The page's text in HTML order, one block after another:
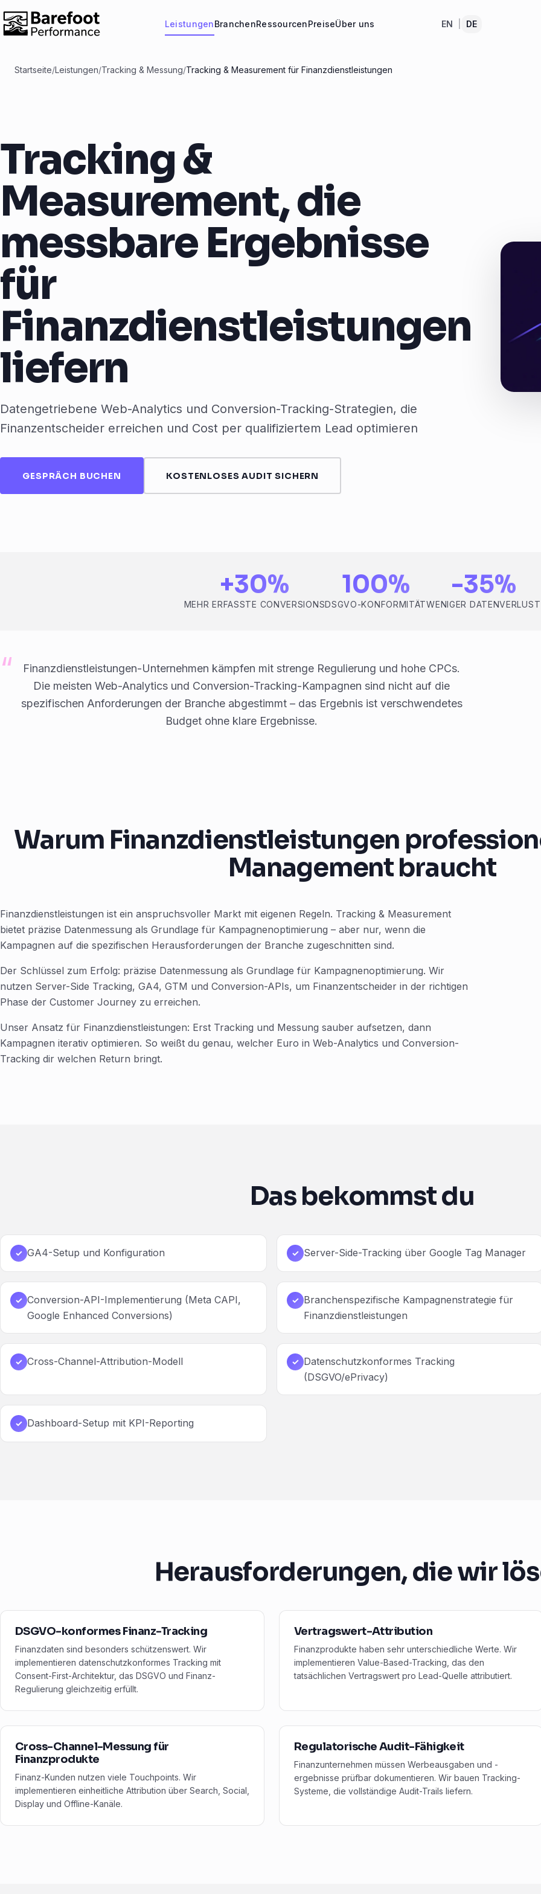
LeistungenBranchenRessourcenPreiseÜber uns EN DE
Startseite/Leistungen/Tracking & Messung/Tracking & Measurement für Finanzdienstleistungen
Tracking &
Measurement, die
messbare Ergebnisse
für
Finanzdienstleistungen
liefern
Datengetriebene Web-Analytics und Conversion-Tracking-Strategien, die
Finanzentscheider erreichen und Cost per qualifiziertem Lead optimieren
GESPRÄCH BUCHEN KOSTENLOSES AUDIT SICHERN
+30%
MEHR ERFASSTE CONVERSIONS
100%
DSGVO-KONFORMITÄT
-35%
WENIGER DATENVERLUST
Finanzdienstleistungen-Unternehmen kämpfen mit strenge Regulierung und hohe CPCs.
Die meisten Web-Analytics und Conversion-Tracking-Kampagnen sind nicht auf die
spezifischen Anforderungen der Branche abgestimmt – das Ergebnis ist verschwendetes
Budget ohne klare Ergebnisse.
Warum Finanzdienstleistungen
Management braucht
Finanzdienstleistungen ist ein anspruchsvoller Markt mit eigenen Regeln. Tracking & Measurement
bietet präzise Datenmessung als Grundlage für Kampagnenoptimierung – aber nur, wenn die
Kampagnen auf die spezifischen Herausforderungen der Branche zugeschnitten sind.
Der Schlüssel zum Erfolg: präzise Datenmessung als Grundlage für Kampagnenoptimierung. Wir
nutzen Server-Side Tracking, GA4, GTM und Conversion-APIs, um Finanzentscheider in der richtigen
Phase der Customer Journey zu erreichen.
Unser Ansatz für Finanzdienstleistungen: Erst Tracking und Messung sauber aufsetzen, dann
Kampagnen iterativ optimieren. So weißt du genau, welcher Euro in Web-Analytics und Conversion-
Tracking dir welchen Return bringt.
Das bekommst du
✓ GA4-Setup und Konfiguration ✓ Server-Side-Tracking über Google Tag Manager
✓ Conversion-API-Implementierung (Meta CAPI,
Google Enhanced Conversions)
✓ Branchenspezifische Kampagnenstrategie für
Finanzdienstleistungen
✓ Cross-Channel-Attribution-Modell ✓ Datenschutzkonformes Tracking
(DSGVO/ePrivacy)
✓ Dashboard-Setup mit KPI-Reporting
Herausforderungen, die wir
DSGVO-konformes Finanz-Tracking
Finanzdaten sind besonders schützenswert. Wir
implementieren datenschutzkonformes Tracking mit
Consent-First-Architektur, das DSGVO und Finanz-
Regulierung gleichzeitig erfüllt.
Vertragswert-Attribution
Finanzprodukte haben sehr unterschiedliche Werte. Wir
implementieren Value-Based-Tracking, das den
tatsächlichen Vertragswert pro Lead-Quelle attributiert.
Cross-Channel-Messung für
Finanzprodukte
Finanz-Kunden nutzen viele Touchpoints. Wir
implementieren einheitliche Attribution über Search, Social,
Display und Offline-Kanäle.
Regulatorische Audit-Fähigkeit
Finanzunternehmen müssen Werbeausgaben und -
ergebnisse prüfbar dokumentieren. Wir bauen Tracking-
Systeme, die vollständige Audit-Trails liefern.